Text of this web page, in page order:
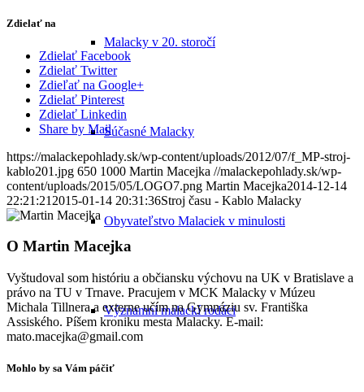
Malacky v 20. storočí
Súčasné Malacky
Obyvateľstvo Malaciek v minulosti
Významní malackí rodáci
Zdielať na
Zdielať Facebook
Zdielať Twitter
Zdieľať na Google+
Zdielať Pinterest
Zdielať Linkedin
Share by Mail
https://malackepohlady.sk/wp-content/uploads/2012/07/f_MP-stroj-
kablo201.jpg 650 1000 Martin Macejka //malackepohlady.sk/wp-
content/uploads/2015/05/LOGO7.png Martin Macejka2014-12-14
22:21:21 2015-01-14 20:31:36Stroj času - Kablo Malacky
O Martin Macejka
Vyštudoval som históriu a občiansku výchovu na UK v Bratislave a
právo na TU v Trnave. Pracujem v MCK Malacky v Múzeu
Michala Tillnera a externe učím na Gymnáziu sv. Františka
Assiského. Píšem kroniku mesta Malacky. E-mail:
mato.macejka@gmail.com
Mohlo by sa Vám páčiť